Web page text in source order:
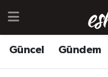
Güncel Gündem